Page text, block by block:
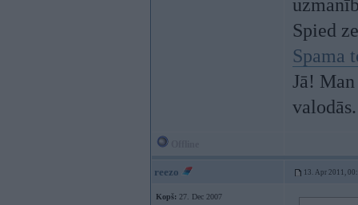
Spied
Spama
Jā!
valodās.
reezo 13. Apr 2011,
Kopš: 27. Dec 2007